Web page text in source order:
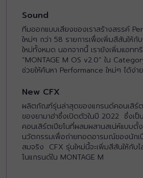
Sound
ทีมออกแบบเสียงของเราสร้างสรรค์
ใหม่ๆ กว่า 58 รายการเพื่อเพิ่มสีสันให้กั
ใหม่ทั้งหมด นอกจากนี้ เรายังเพิ่มแอทท
“MONTAGE M OS v2.0” ใน
ช่วยให้ค้นหา Performance ใหม่ๆ ได้ง่า
New CFX
ผลิตภัณฑ์รุ่นล่าสุดของแกรนด์คอนเสิร์ต
ของยามาฮ่าซึ่งเปิดตัวในปี 2022 ซึ่งเป็
คอนเสิร์ตเปียโนที่ผสมผสานสเน่ห์แบบดั้ง
นวัตกรรมเพื่อถ่ายทอดอารมณ์ของนักเ
สมจริง CFX รุ่นใหม่นี้จะเพิ่มสีสันให้กับ
โนแกรนด์ใน MONTAGE M